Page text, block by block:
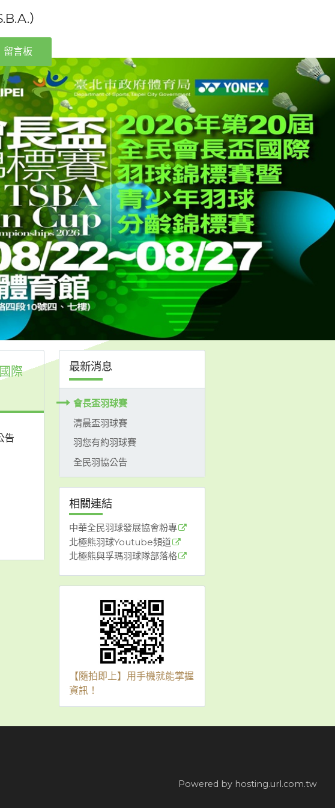
）
留言板
最新消息
會長盃羽球賽
清晨盃羽球賽
羽您有約羽球賽
全民羽協公告
相關連結
中華全民羽球發展協會粉專
北極熊羽球Youtube頻道
北極熊與孚瑪羽球隊部落格
【隨拍即上】用手機就能掌握
資訊！
際
告
Powered by hosting.url.com.tw